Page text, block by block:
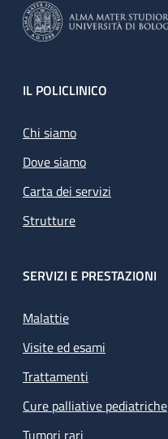
Footer
IL POLICLINICO
Chi siamo
Dove siamo
Carta dei servizi
Strutture
SERVIZI E PRESTAZIONI
Malattie
Visite ed esami
Trattamenti
Cure palliative pediatriche
Tumori rari